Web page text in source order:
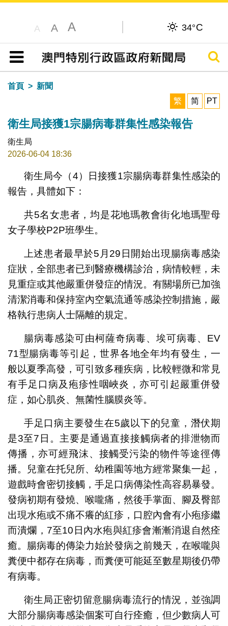
A A A 34°C
目錄
搜尋
首頁
新聞
繁
简 PT
衛生局接獲1宗腸病毒群集性感染報告
衛生局
2026-06-04 18:36
衛生局今（4）日接獲1宗腸病毒群集性感染的
報告，具體如下：
共5名女患者，均是花地瑪教會街化地瑪聖母
女子學校P2P班學生。
上述患者最早於5月29日開始出現腸病毒感染
症狀，全部患者已到醫療機構診治，病情較輕，未
見重症或其他嚴重併發症的情況。有關場所已加強
清潔消毒和保持室內空氣流通等感染控制措施，嚴
格執行患病人士隔離的規定。
腸病毒感染可由柯薩奇病毒、埃可病毒、EV
71型腸病毒等引起，世界各地全年均有發生，一
般以夏季高發，可引致多種疾病，比較輕微和常見
有手足口病及疱疹性咽峽炎，亦可引起嚴重併發
症，如心肌炎、無菌性腦膜炎等。
手足口病主要發生在5歲以下的兒童，潛伏期
是3至7日。主要是通過直接接觸病者的排泄物而
傳播，亦可經飛沫、接觸受污染的物件等途徑傳
播。兒童在托兒所、幼稚園等地方經常聚集一起，
遊戲時會密切接觸，手足口病傳染性高容易暴發。
發病初期有發燒、喉嚨痛，然後手掌面、腳及臀部
出現水疱或不痛不癢的紅疹，口腔內會有小疱疹繼
而潰爛，7至10日內水疱與紅疹會漸漸消退自然痊
癒。腸病毒的傳染力始於發病之前幾天，在喉嚨與
糞便中都存在病毒，而糞便可能延至數星期後仍帶
有病毒。
衛生局正密切留意腸病毒流行的情況，並強調
大部分腸病毒感染個案可自行痊癒，但少數病人可